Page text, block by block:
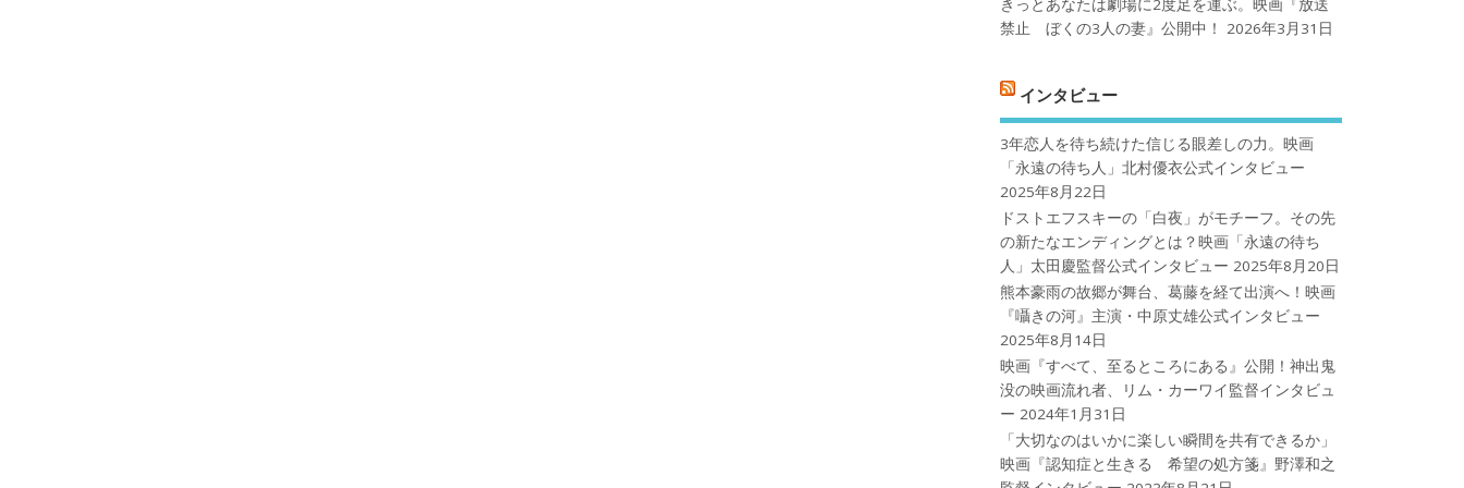
きっとあなたは劇場に2度足を運ぶ。映画『放送
禁止 ぼくの3人の妻』公開中！
2026年3月31日
インタビュー
3年恋人を待ち続けた信じる眼差しの力。映画
「永遠の待ち人」北村優衣公式インタビュー
2025年8月22日
ドストエフスキーの「白夜」がモチーフ。その先
の新たなエンディングとは？映画「永遠の待ち
人」太田慶監督公式インタビュー 2025年8月20日
熊本豪雨の故郷が舞台、葛藤を経て出演へ！映画
『囁きの河』主演・中原丈雄公式インタビュー
2025年8月14日
映画『すべて、至るところにある』公開！神出鬼
没の映画流れ者、リム・カーワイ監督インタビュ
ー 2024年1月31日
「大切なのはいかに楽しい瞬間を共有できるか」
映画『認知症と生きる 希望の処方箋』野澤和之